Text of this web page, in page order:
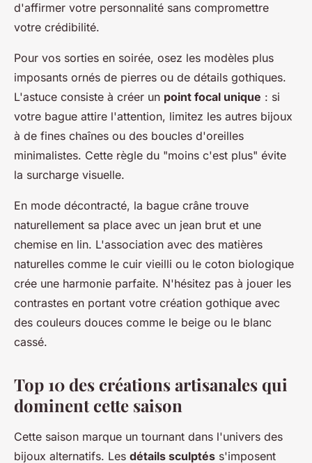
d'affirmer votre personnalité sans compromettre
votre crédibilité.
Pour vos sorties en soirée, osez les modèles plus
imposants ornés de pierres ou de détails gothiques.
L'astuce consiste à créer un point focal unique : si
votre bague attire l'attention, limitez les autres bijoux
à de fines chaînes ou des boucles d'oreilles
minimalistes. Cette règle du "moins c'est plus" évite
la surcharge visuelle.
En mode décontracté, la bague crâne trouve
naturellement sa place avec un jean brut et une
chemise en lin. L'association avec des matières
naturelles comme le cuir vieilli ou le coton biologique
crée une harmonie parfaite. N'hésitez pas à jouer les
contrastes en portant votre création gothique avec
des couleurs douces comme le beige ou le blanc
cassé.
Top 10 des créations artisanales qui
dominent cette saison
Cette saison marque un tournant dans l'univers des
bijoux alternatifs. Les détails sculptés s'imposent